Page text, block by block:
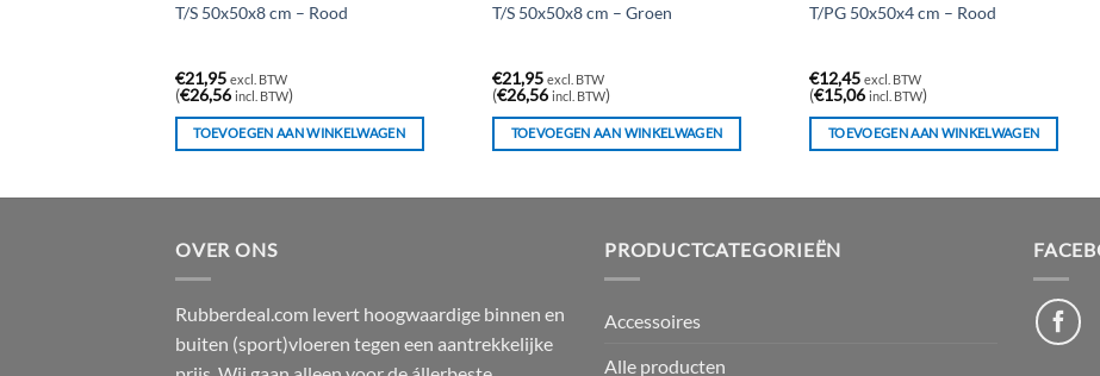
T/S 50x50x8 cm – Rood
€21,95 excl. BTW
(€26,56 incl. BTW)
TOEVOEGEN AAN WINKELWAGEN
T/S 50x50x8 cm – Groen
€21,95 excl. BTW
(€26,56 incl. BTW)
TOEVOEGEN AAN WINKELWAGEN
T/PG 50x50x4 cm – Rood
€12,45 excl. BTW
(€15,06 incl. BTW)
TOEVOEGEN AAN WINKELWAGEN
OVER ONS
Rubberdeal.com levert hoogwaardige binnen en
buiten (sport)vloeren tegen een aantrekkelijke
PRODUCTCATEGORIEËN
Accessoires
Alle producten